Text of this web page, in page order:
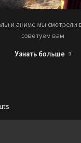
и аниме мы смотрели
советуем вам
Узнать больше